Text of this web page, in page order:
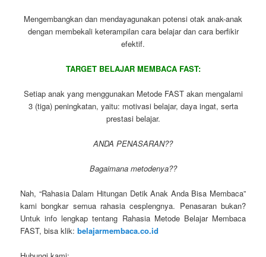
Mengembangkan dan mendayagunakan potensi otak anak-anak
dengan membekali keterampilan cara belajar dan cara berfikir
efektif.
TARGET BELAJAR MEMBACA FAST:
Setiap anak yang menggunakan Metode FAST akan mengalami
3 (tiga) peningkatan, yaitu: motivasi belajar, daya ingat, serta
prestasi belajar.
ANDA PENASARAN??
Bagaimana metodenya??
Nah, “Rahasia Dalam Hitungan Detik Anak Anda Bisa Membaca”
kami bongkar semua rahasia cesplengnya. Penasaran bukan?
Untuk info lengkap tentang Rahasia Metode Belajar Membaca
FAST, bisa klik:belajarmembaca.co.id